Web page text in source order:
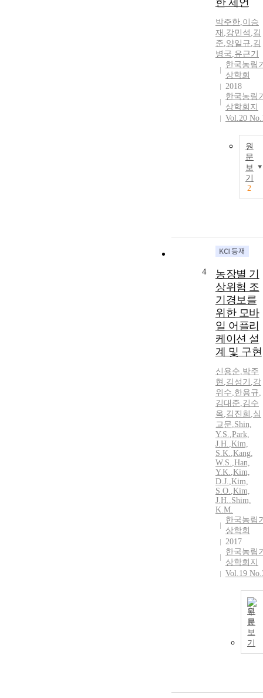
한 제언
박주한,이승
재 ,강민석 ,김
준,양일규,김
병국,유근기
한국농림
상학회
2018
한국농림
상학회지
Vol.20
원
문
보
기
2
4
농장별 기
상위험 조
기경보를
위한 모바
일 어플리
케이션 설
계 및 구현
신용순,박주
현 ,김성기 ,강
위수,한용규,
김대준,김수
옥,김진희 ,심
교문,Shin,
Y.S.,Park,
J.H.,Kim,
S.K.,Kang,
W.S.,Han,
Y.K.,Kim,
D.J.,Kim,
S.O.,Kim,
J.H.,Shim,
K.M.
한국농림
상학회
2017
한국농림
상학회지
Vol.19
원
문
보
기